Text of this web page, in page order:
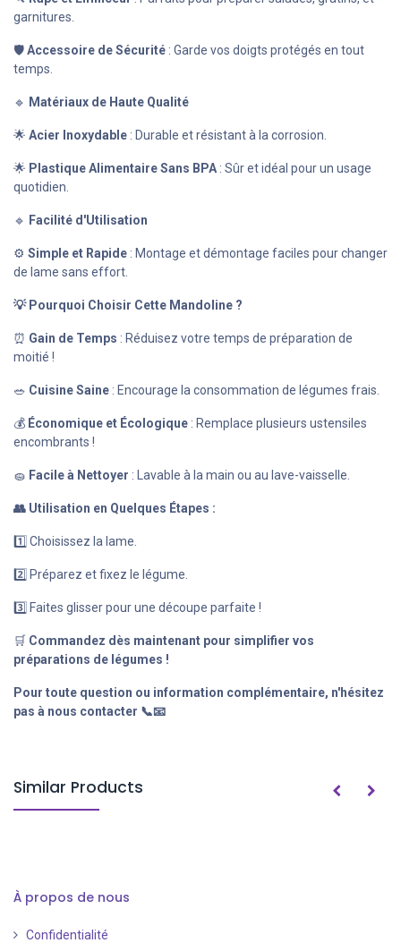
garnitures.
🛡Accessoire de Sécurité : Garde vos doigts protégés en tout
temps.
🔹 Matériaux de Haute Qualité
🌟 Acier Inoxydable : Durable et résistant à la corrosion.
🌟 Plastique Alimentaire Sans BPA : Sûr et idéal pour un usage
quotidien.
🔹 Facilité d'Utilisation
⚙️ Simple et Rapide : Montage et démontage faciles pour changer
de lame sans effort.
💡 Pourquoi Choisir Cette Mandoline ?
⏰ Gain de Temps : Réduisez votre temps de préparation de
moitié !
🥗 Cuisine Saine : Encourage la consommation de légumes frais.
💰 Économique et Écologique : Remplace plusieurs ustensiles
encombrants !
🧽 Facile à Nettoyer : Lavable à la main ou au lave-vaisselle.
👥 Utilisation en Quelques Étapes :
1️⃣ Choisissez la lame.
2️⃣ Préparez et fixez le légume.
3️⃣ Faites glisser pour une découpe parfaite !
🛒 Commandez dès maintenant pour simplifier vos
préparations de légumes !
Pour toute question ou information complémentaire, n'hésitez
pas à nous contacter 📞📧
Similar Products
À propos de nous
Confidentialité